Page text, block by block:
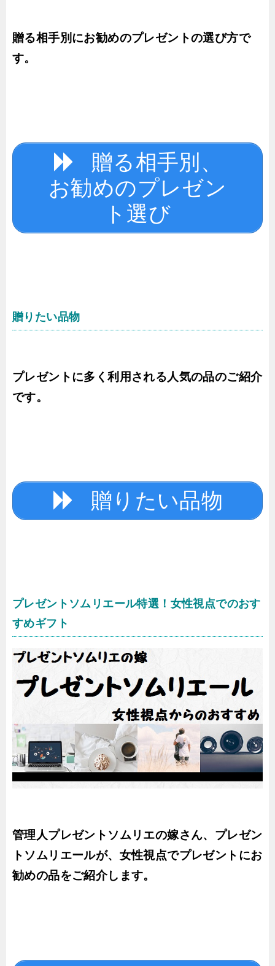
贈る相手別にお勧めのプレゼントの選び方で
す。
贈る相手別、
お勧めのプレゼン
ト選び
贈りたい品物
プレゼントに多く利用される人気の品のご紹介
です。
贈りたい品物
プレゼントソムリエール特選！女性視点でのおす
すめギフト
管理人プレゼントソムリエの嫁さん、プレゼン
トソムリエールが、女性視点でプレゼントにお
勧めの品をご紹介します。